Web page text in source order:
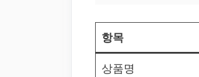
항목
상품명